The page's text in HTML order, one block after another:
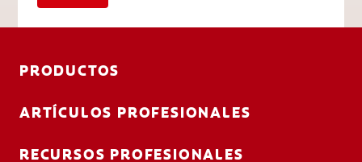
PRODUCTOS
ARTÍCULOS PROFESIONALES
RECURSOS PROFESIONALES